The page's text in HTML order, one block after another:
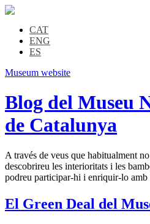
CAT
ENG
ES
Museum website
Blog del Museu
de Catalunya
A través de veus que habitualment
descobrireu les interioritats i les
podreu participar-hi i enriquir-lo amb
El Green Deal del